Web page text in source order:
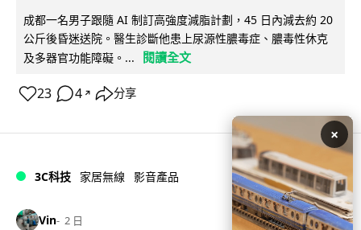
成都一名男子跟隨 AI 制訂高強度減脂計劃，45 日內減去約 20
公斤後昏迷送院。醫生診斷他患上尿源性膿毒症、膿毒性休克
及多器官功能障礙。...
閱讀全文
23 4 ↗ 分享
3C科技 家居無線 影音產品
Vin 2 日
×